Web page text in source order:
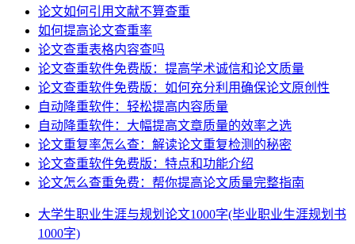
论文如何引用文献不算查重
如何提高论文查重率
论文查重表格内容查吗
论文查重软件免费版：提高学术诚信和论文质量
论文查重软件免费版：如何充分利用确保论文原创性
自动降重软件：轻松提高内容质量
自动降重软件：大幅提高文章质量的效率之选
论文重复率怎么查：解读论文重复检测的秘密
论文查重软件免费版：特点和功能介绍
论文怎么查重免费：帮你提高论文质量完整指南
大学生职业生涯与规划论文1000字(毕业职业生涯规划书
1000字)